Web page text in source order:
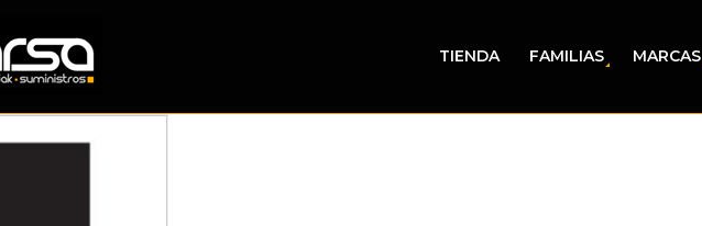
TIENDA FAMILIAS MARCAS